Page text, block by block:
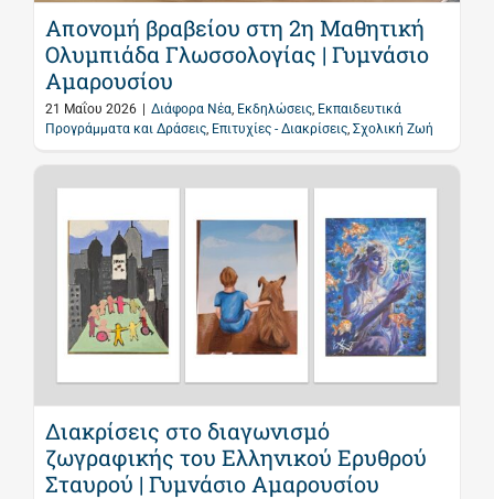
Aπονομή βραβείου στη 2η Μαθητική
Ολυμπιάδα Γλωσσολογίας | Γυμνάσιο
Αμαρουσίου
21 Μαΐου 2026 Διάφορα Νέα, Εκδηλώσεις, Εκπαιδευτικά
Προγράμματα και Δράσεις, Επιτυχίες - Διακρίσεις, Σχολική Ζωή
Διακρίσεις στο διαγωνισμό
ζωγραφικής του Ελληνικού Ερυθρού
Σταυρού | Γυμνάσιο Αμαρουσίου